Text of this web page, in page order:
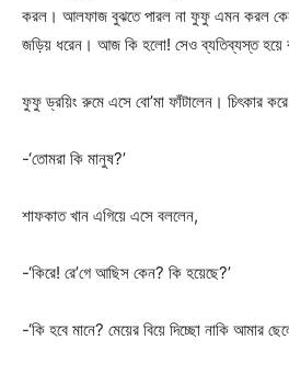
করল। আলফাজ বুঝতে পারল না ফুফু এমন করল
জড়িয় ধরেন। আজ কি হলো! সেও ব্যতিব্যস্ত হয়ে
ফুফু ড্রয়িং রুমে এসে বো’মা ফাঁটালেন। চিৎকার
-‘তোমরা কি মানুষ?’
শাফকাত খান এগিয়ে এসে বললেন,
-‘কিরে! রে’গে আছিস কেন? কি হয়েছে?’
-‘কি হবে মানে? মেয়ের বিয়ে দিচ্ছো নাকি আমার